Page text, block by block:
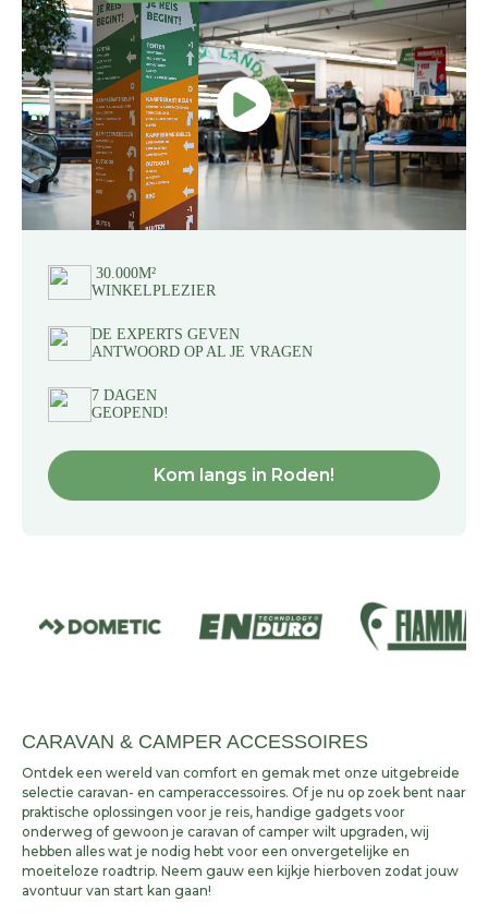
30.000M²
WINKELPLEZIER
DE EXPERTS GEVEN
ANTWOORD OP AL JE VRAGEN
7 DAGEN
GEOPEND!
Kom langs in Roden!
CARAVAN & CAMPER ACCESSOIRES
Ontdek een wereld van comfort en gemak met onze uitgebreide
selectie caravan- en camperaccessoires. Of je nu op zoek bent naar
praktische oplossingen voor je reis, handige gadgets voor
onderweg of gewoon je caravan of camper wilt upgraden, wij
hebben alles wat je nodig hebt voor een onvergetelijke en
moeiteloze roadtrip. Neem gauw een kijkje hierboven zodat jouw
avontuur van start kan gaan!